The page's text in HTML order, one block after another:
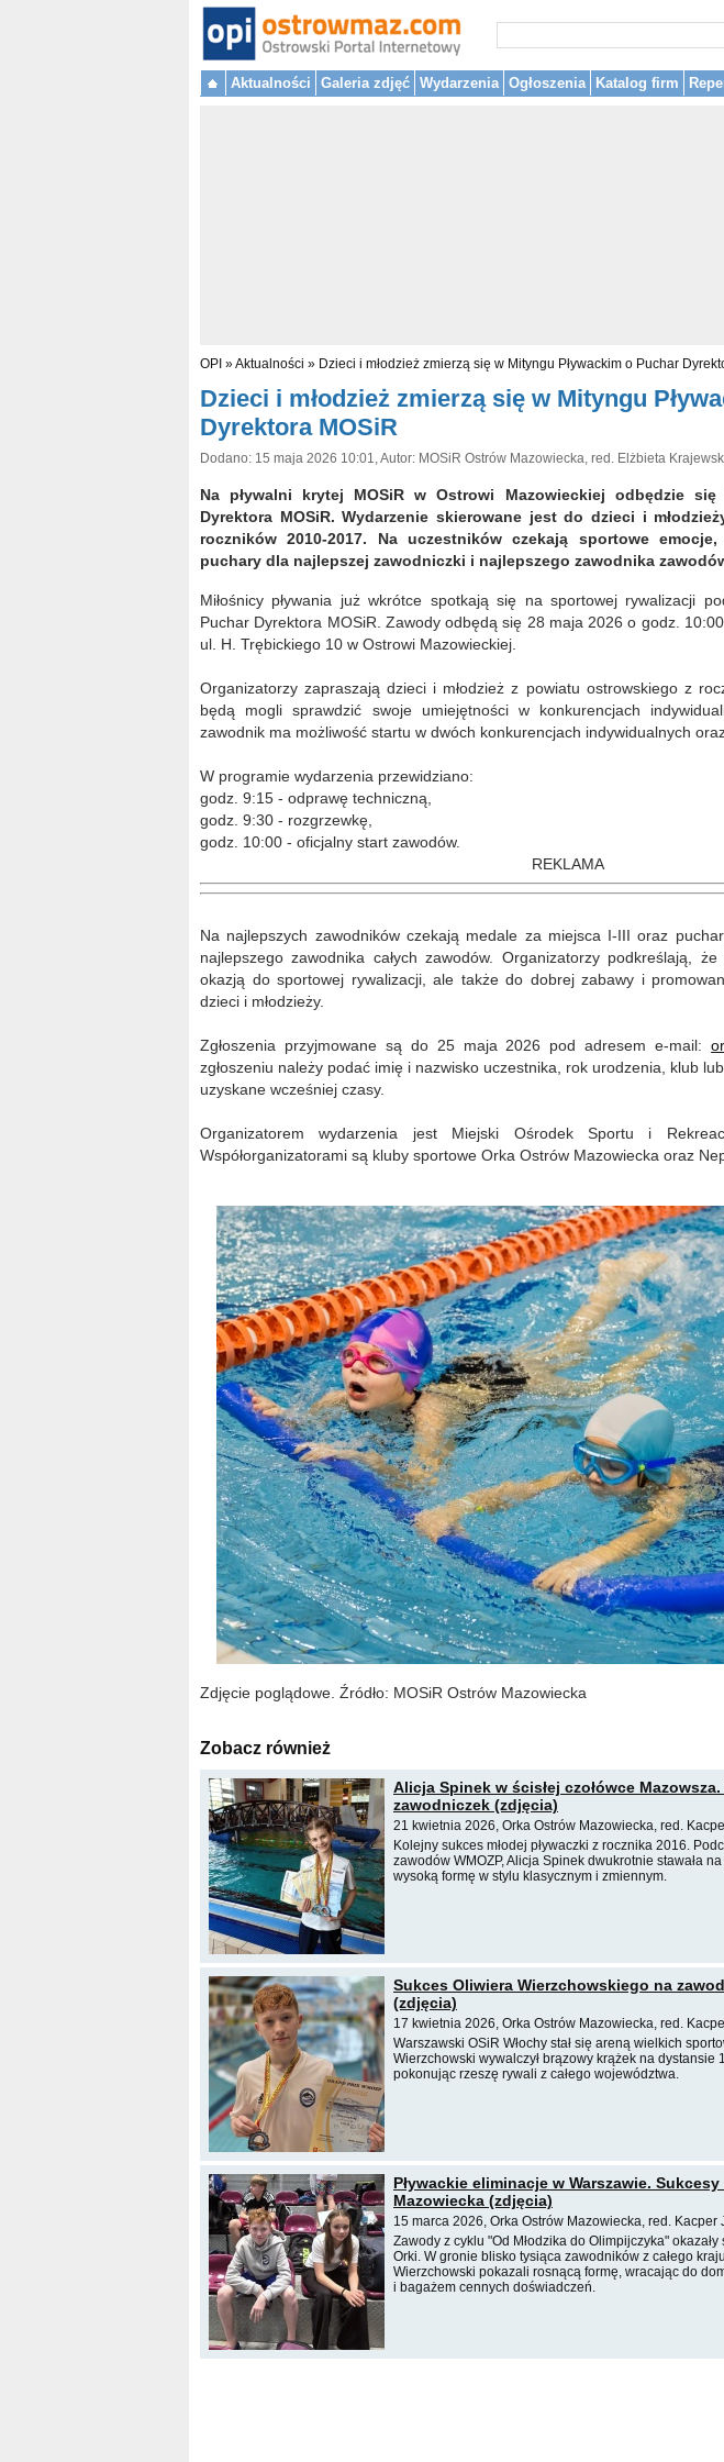
Aktualności Galeria zdjęć Wydarzenia Ogłoszenia Katalog firm
OPI »Aktualności » Dzieci i młodzież zmierzą się w Mityngu Pływackim o Puchar
Dzieci i młodzież zmierzą się w Mityngu
Dyrektora MOSiR
Dodano: 15 maja 2026 10:01, Autor: MOSiR Ostrów Mazowiecka, red. Elżbieta
Na pływalni krytej MOSiR w Ostrowi Mazowieckiej odbędzie
Dyrektora MOSiR. Wydarzenie skierowane jest do dzieci i
roczników 2010-2017. Na uczestników czekają sportowe
puchary dla najlepszej zawodniczki i najlepszego zawodnika
Miłośnicy pływania już wkrótce spotkają się na sportowej rywalizacji
Puchar Dyrektora MOSiR. Zawody odbędą się 28 maja 2026 o godz.
ul. H. Trębickiego 10 w Ostrowi Mazowieckiej.
Organizatorzy zapraszają dzieci i młodzież z powiatu ostrowskiego z
będą mogli sprawdzić swoje umiejętności w konkurencjach
zawodnik ma możliwość startu w dwóch konkurencjach indywidualnych
W programie wydarzenia przewidziano:
godz. 9:15 - odprawę techniczną,
godz. 9:30 - rozgrzewkę,
godz. 10:00 - oficjalny start zawodów.
REKLAMA
Na najlepszych zawodników czekają medale za miejsca I-III oraz
najlepszego zawodnika całych zawodów. Organizatorzy podkreślają,
okazją do sportowej rywalizacji, ale także do dobrej zabawy i
dzieci i młodzieży.
Zgłoszenia przyjmowane są do 25 maja 2026 pod adresem e-mail:
zgłoszeniu należy podać imię i nazwisko uczestnika, rok urodzenia, klub
uzyskane wcześniej czasy.
Organizatorem wydarzenia jest Miejski Ośrodek Sportu i
Współorganizatorami są kluby sportowe Orka Ostrów Mazowiecka oraz
Zdjęcie poglądowe. Źródło: MOSiR Ostrów Mazowiecka
Zobacz również
Alicja Spinek w ścisłej czołówce
zawodniczek (zdjęcia)
21 kwietnia 2026, Orka Ostrów Mazowiecka, red.
Kolejny sukces młodej pływaczki z rocznika 2016.
zawodów WMOZP, Alicja Spinek dwukrotnie stawała
wysoką formę w stylu klasycznym i zmiennym.
Sukces Oliwiera Wierzchowskiego na
(zdjęcia)
17 kwietnia 2026, Orka Ostrów Mazowiecka, red.
Warszawski OSiR Włochy stał się areną wielkich
Wierzchowski wywalczył brązowy krążek na dystansie
pokonując rzeszę rywali z całego województwa.
Pływackie eliminacje w Warszawie.
Mazowiecka (zdjęcia)
15 marca 2026, Orka Ostrów Mazowiecka, red. Kacper
Zawody z cyklu "Od Młodzika do Olimpijczyka"
Orki. W gronie blisko tysiąca zawodników z całego
Wierzchowski pokazali rosnącą formę, wracając do
i bagażem cennych doświadczeń.